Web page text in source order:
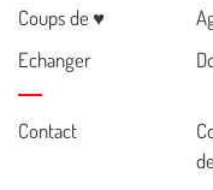
Menu
Coups de ♥
Echanger
Cemea
Contact